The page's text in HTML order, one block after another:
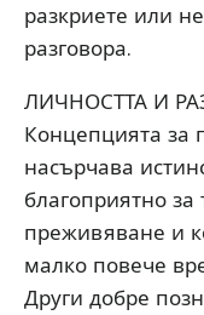
разкриете или
разговора.
ЛИЧНОСТТА И
Концепцията за
насърчава
благоприятно за
преживяване и
малко повече
Други добре